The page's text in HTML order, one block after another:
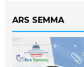
ARS SEMMA